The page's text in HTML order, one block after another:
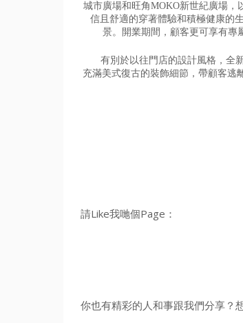
城市廣場和旺角MOKO新世紀廣場，
信且舒適的穿著體驗和積極健康的
景。開業期間， 顧客更可享有專
有別於以往門店的設計風格，全
充滿美式復古的裝飾細節， 帶顧客逃
請Like我哋個Page：
你也有精彩的人和事跟我們分享？